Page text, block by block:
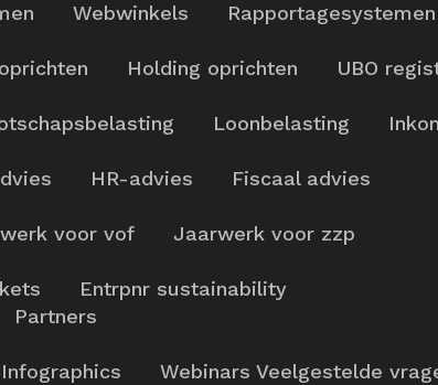
Webwinkels Rapportagesystemen
Holding oprichten
UBO
Loonbelasting
HR-advies
Fiscaal advies
voor vof
Jaarwerk voor zzp
Entrpnr sustainability
Partners
Infographics Webinars Veelgestelde